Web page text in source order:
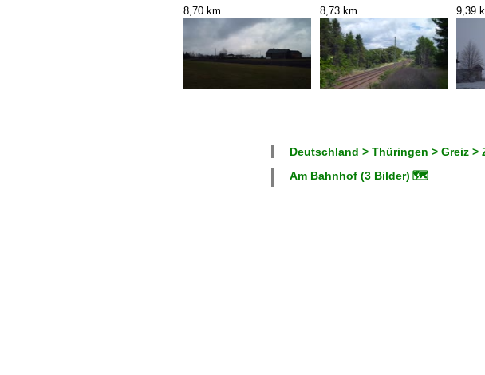
8,70 km 8,73 km 9,39
Deutschland > Thüringen > Greiz >
Am Bahnhof (3 Bilder) 🗺